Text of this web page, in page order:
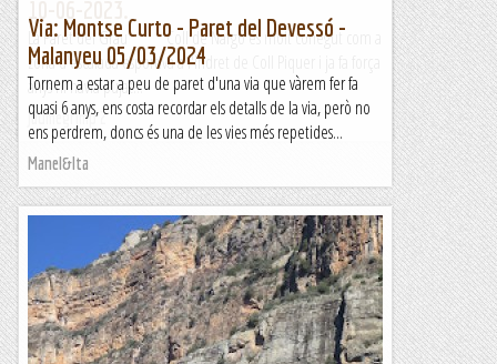
La Paret del Grau Coll de Nargó és molt conegut com a
zona d'escalada esportiva a l'indret de Coll Piquer i ja fa força
anys hi havia pujat...
Jaumegrimp 2
Via: Montse Curto - Paret del Devessó -
Malanyeu 05/03/2024
Tornem a estar a peu de paret d'una via que vàrem fer fa
quasi 6 anys, ens costa recordar els detalls de la via, però no
ens perdrem, doncs és una de les vies més repetides...
Manel&Ita